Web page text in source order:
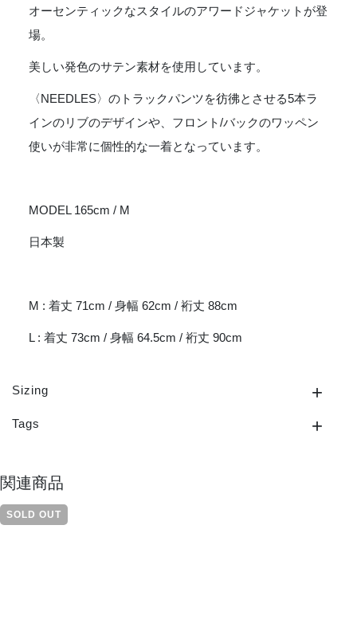
[ACETATE
SATEEN]
BLACK
オーセンティックなスタイルのアワードジャケットが登
場。
美しい発色のサテン素材を使用しています。
〈NEEDLES〉のトラックパンツを彷彿とさせる5本ラ
インのリブのデザインや、フロント/バックのワッペン
使いが非常に個性的な一着となっています。
MODEL 165cm / M
日本製
M : 着丈 71cm / 身幅 62cm / 裄丈 88cm
L : 着丈 73cm / 身幅 64.5cm / 裄丈 90cm
Sizing
Tags
関連商品
SOLD OUT